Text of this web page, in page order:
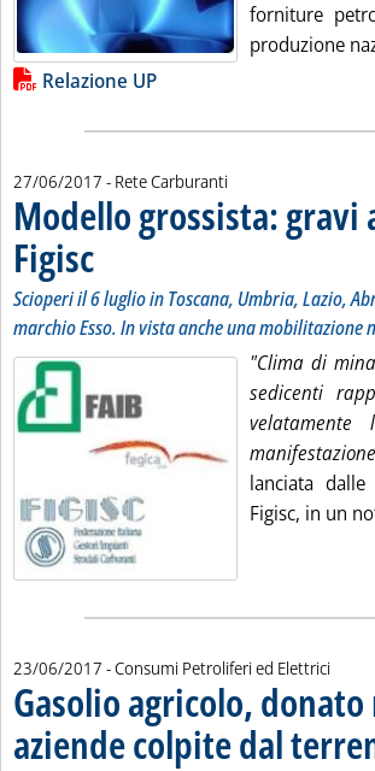
forniture
produzione
Lista allegati PDF alla notizia
Relazione UP
27/06/2017 - Rete Carburanti
Modello grossista: gravi
Figisc . Sottotitolo: Scioperi il 6 luglio in Toscana,
. Pubblicata martedì 27 giugno 2017 alle 10.17.
Scioperi il 6 luglio in Toscana, Umbria, Lazio,
marchio Esso. In vista anche una mobilitazione
"Clima di
sedicenti
lanciata
Figisc, in un
23/06/2017 - Consumi Petroliferi ed Elettrici
Gasolio agricolo,
aziende colpite dal